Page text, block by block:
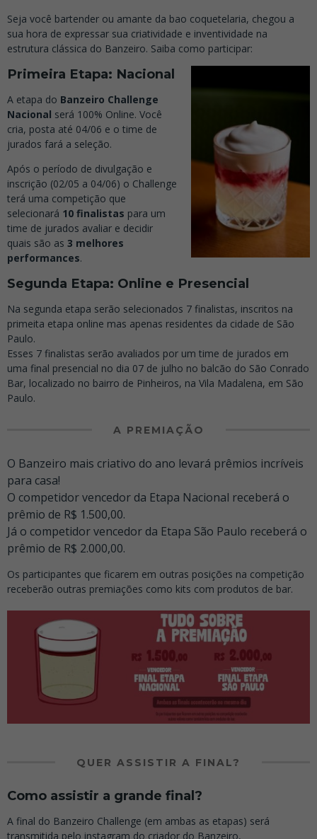
Seja você bartender ou amante da bao coquetelaria, chegou a
sua hora de expressar sua criatividade e inventividade na
estrutura clássica do Banzeiro. Saiba como participar:
Primeira Etapa: Nacional
A etapa do Banzeiro Challenge
Nacional será 100% Online. Você
cria, posta até 04/06 e o time de
jurados fará a seleção.
Após o período de divulgação e
inscrição (02/05 a 04/06) o Challenge
terá uma competição que
selecionará 10 finalistas para um
time de jurados avaliar e decidir
quais são as 3 melhores
performances.
Segunda Etapa: Online e Presencial
Na segunda etapa serão selecionados 7 finalistas, inscritos na
primeita etapa online mas apenas residentes da cidade de São
Paulo.
Esses 7 finalistas serão avaliados por um time de jurados em
uma final presencial no dia 07 de julho no balcão do São Conrado
Bar, localizado no bairro de Pinheiros, na Vila Madalena, em São
Paulo.
A PREMIAÇÃO
O Banzeiro mais criativo do ano levará prêmios incríveis
para casa!
O competidor vencedor da Etapa Nacional receberá o
prêmio de R$ 1.500,00.
Já o competidor vencedor da Etapa São Paulo receberá o
prêmio de R$ 2.000,00.
Os participantes que ficarem em outras posições na competição
receberão outras premiações como kits com produtos de bar.
QUER ASSISTIR A FINAL?
Como assistir a grande final?
A final do Banzeiro Challenge (em ambas as etapas) será
transmitida pelo instagram do criador do Banzeiro,